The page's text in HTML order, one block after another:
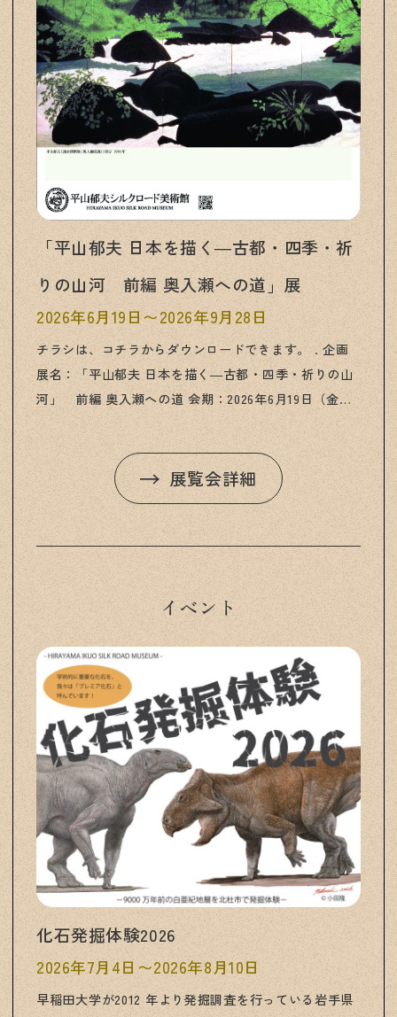
「平山郁夫 日本を描く―古都・四季・祈
りの山河 前編 奥入瀬への道」展
2026年6月19日〜2026年9月28日
チラシは、コチラからダウンロードできます。 . 企画
展名：「平山郁夫 日本を描く―古都・四季・祈りの山
河」 前編 奥入瀬への道 会期：2026年6月19日（金）
～9月28日（月） 会期中無休 シルクロードの画家と
して知られる平山郁夫は、日本各地の古都や四季折々
の自然にも深いまなざしを注ぎました。清流や山河に
込められた祈りの心をたどりながら、日本の美を描い
た作品の数々をご紹介します。八ヶ岳高原の夏に、日
本の原風景をお楽しみください。
展覧会詳細
イベント
化石発掘体験2026
2026年7月4日〜2026年8月10日
早稲田大学が2012 年より発掘調査を行っている岩手県